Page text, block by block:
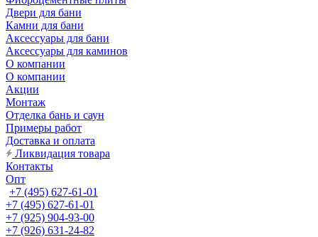
Двери для бани
Камни для бани
Аксессуары для бани
Аксессуары для каминов
О компании
О компании
Акции
Монтаж
Отделка бань и саун
Примеры работ
Доставка и оплата
Ликвидация товара
Контакты
Опт
+7 (495) 627-61-01
+7 (495) 627-61-01
+7 (925) 904-93-00
+7 (926) 631-24-82